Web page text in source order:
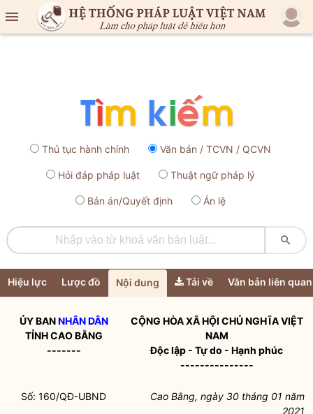

Thủ tục hành chính Văn bản / TCVN / QCVN
Hỏi đáp pháp luật Thuật ngữ pháp lý
Bản án/Quyết định Án lệ

Hiệu lực Lược đồ Nội dung Tải về Văn bản liên quan
ỦY BANNHÂN DÂN
TỈNH CAO BẰNG
-------
CỘNG HÒA XÃ HỘI CHỦ NGHĨA VIỆT
NAM
Độc lập - Tự do - Hạnh phúc
---------------
Số: 160/QĐ-UBND Cao Bằng, ngày 30tháng 01 năm
2021